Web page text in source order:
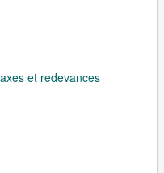
et redevances